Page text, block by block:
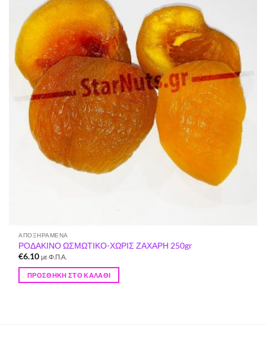
ΑΠΟΞΗΡΑΜΈΝΑ
ΡΟΔΑΚΙΝΟ ΩΣΜΩΤΙΚΟ-ΧΩΡΙΣ ΖΑΧΑΡΗ 250gr
€6.10 με Φ.Π.Α.
ΠΡΟΣΘΉΚΗ ΣΤΟ ΚΑΛΆΘΙ